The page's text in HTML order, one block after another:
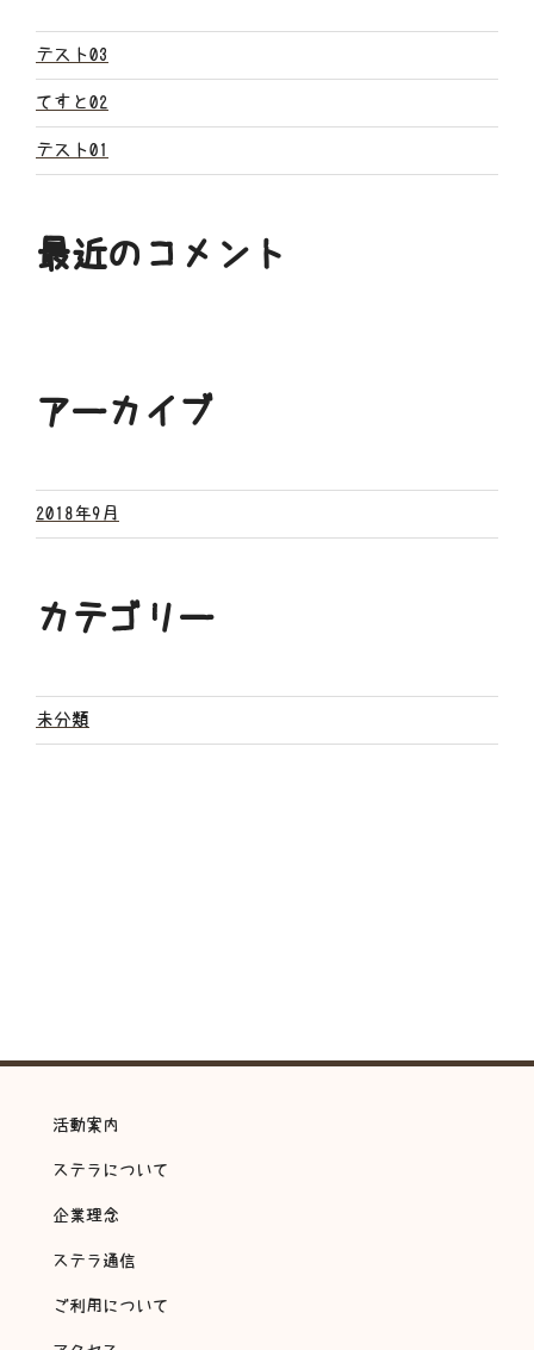
ン
テスト03
てすと02
テスト01
最近のコメント
アーカイブ
2018年9月
カテゴリー
未分類
活動案内
ステラについて
企業理念
ステラ通信
ご利用について